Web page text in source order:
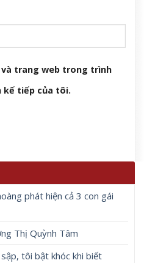
trang web trong trình
kế tiếp của tôi.
phát hiện cả 3 con gái
Thị Quỳnh Tâm
tôi bật khóc khi biết